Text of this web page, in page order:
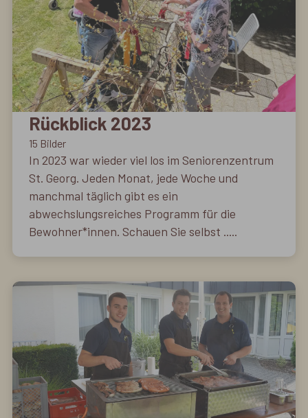
Rückblick 2023
15 Bilder
In 2023 war wieder viel los im Seniorenzentrum
St. Georg. Jeden Monat, jede Woche und
manchmal täglich gibt es ein
abwechslungsreiches Programm für die
Bewohner*innen. Schauen Sie selbst .....